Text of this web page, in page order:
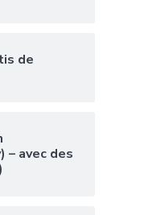
de
avec des